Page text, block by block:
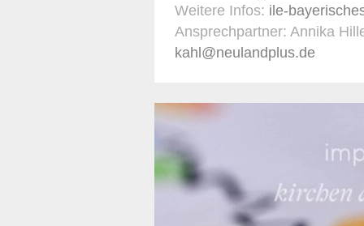
Weitere Infos: ile-
Ansprechpartner: Annika
kahl@neulandplus.de